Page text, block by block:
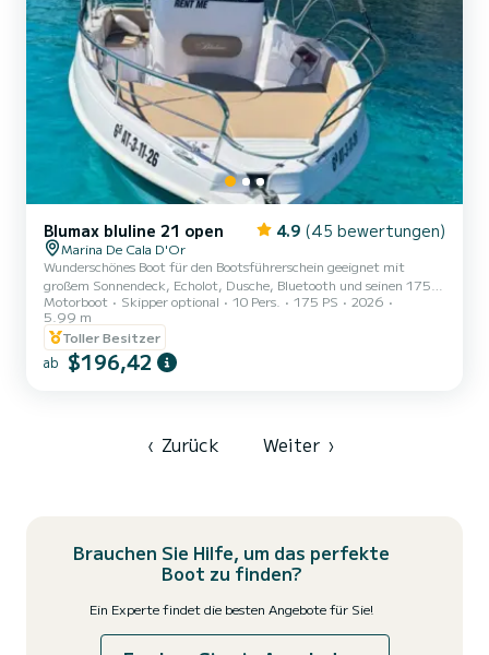
Blumax bluline 21 open 4.9 (45 bewertungen)
Marina De Cala D'Or
Wunderschönes Boot für den Bootsführerschein geeignet mit
großem Sonnendeck, Echolot, Dusche, Bluetooth und seinen 175
PS, die Sie nicht gleichgültig lassen werden.
Motorboot Skipper optional 10 Pers. 175 PS
2026
5.99 m
Toller Besitzer
ab $196,42
‹ Zurück Weiter ›
Brauchen Sie Hilfe, um das perfekte
Boot zu finden?
Ein Experte findet die besten Angebote für Sie!